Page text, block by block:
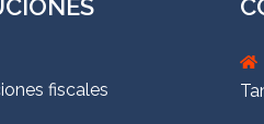
fiscales